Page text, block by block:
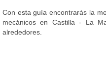
Con esta guía encontrarás la
mecánicos en Castilla - La
alrededores.